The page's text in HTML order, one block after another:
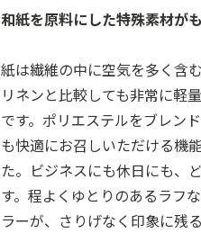
和紙を原料にした特殊素材が
紙は繊維の中に空気を多く含
リネンと比較しても非常に軽
です。ポリエステルをブレン
も快適にお召しいただける機
た。ビジネスにも休日にも、
す。程よくゆとりのあるラフ
ラーが、さりげなく印象に残